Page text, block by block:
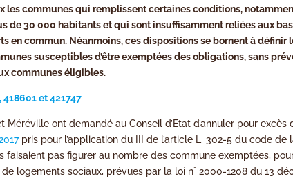
les communes qui remplissent certaines conditions,
de 30 000 habitants et qui sont insuffisamment reliées aux
en commun. Néanmoins, ces dispositions se bornent à définir
susceptibles d’être exemptées des obligations, sans
communes éligibles.
418601 et 421747
Méréville ont demandé au Conseil d’Etat d’annuler pour excès
pris pour l’application du III de l’article L. 302-5 du code de
faisaient pas figurer au nombre des commune exemptées,
logements sociaux, prévues par la loi n° 2000-1208 du 13